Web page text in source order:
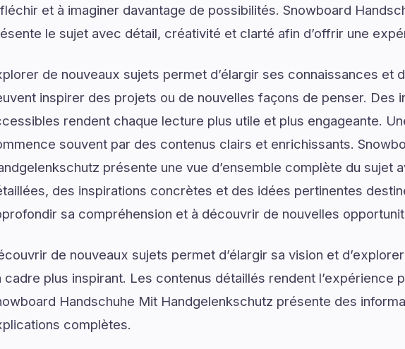
et à imaginer davantage de possibilités. Snowboard
le sujet avec détail, créativité et clarté afin d’offrir une
de nouveaux sujets permet d’élargir ses connaissances et
inspirer des projets ou de nouvelles façons de penser. Des
rendent chaque lecture plus utile et plus engageante.
souvent par des contenus clairs et enrichissants.
présente une vue d’ensemble complète du sujet
des inspirations concrètes et des idées pertinentes
sa compréhension et à découvrir de nouvelles
de nouveaux sujets permet d’élargir sa vision et
cadre plus inspirant. Les contenus détaillés rendent l’expérience
Handschuhe Mit Handgelenkschutz présente des
complètes.